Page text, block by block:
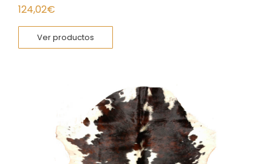
124,02€
Ver productos